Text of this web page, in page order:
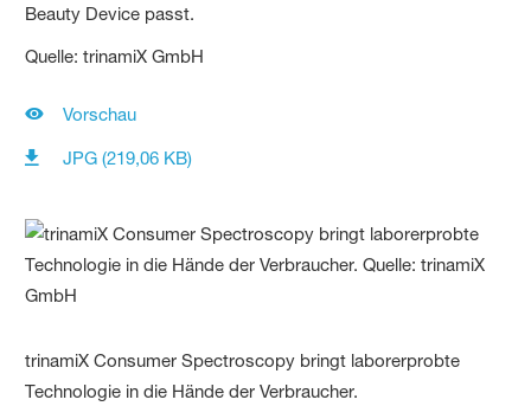
Beauty Device passt.
Quelle: trinamiX GmbH
Vorschau
JPG (219,06 KB)
trinamiX Consumer Spectroscopy bringt laborerprobte
Technologie in die Hände der Verbraucher.